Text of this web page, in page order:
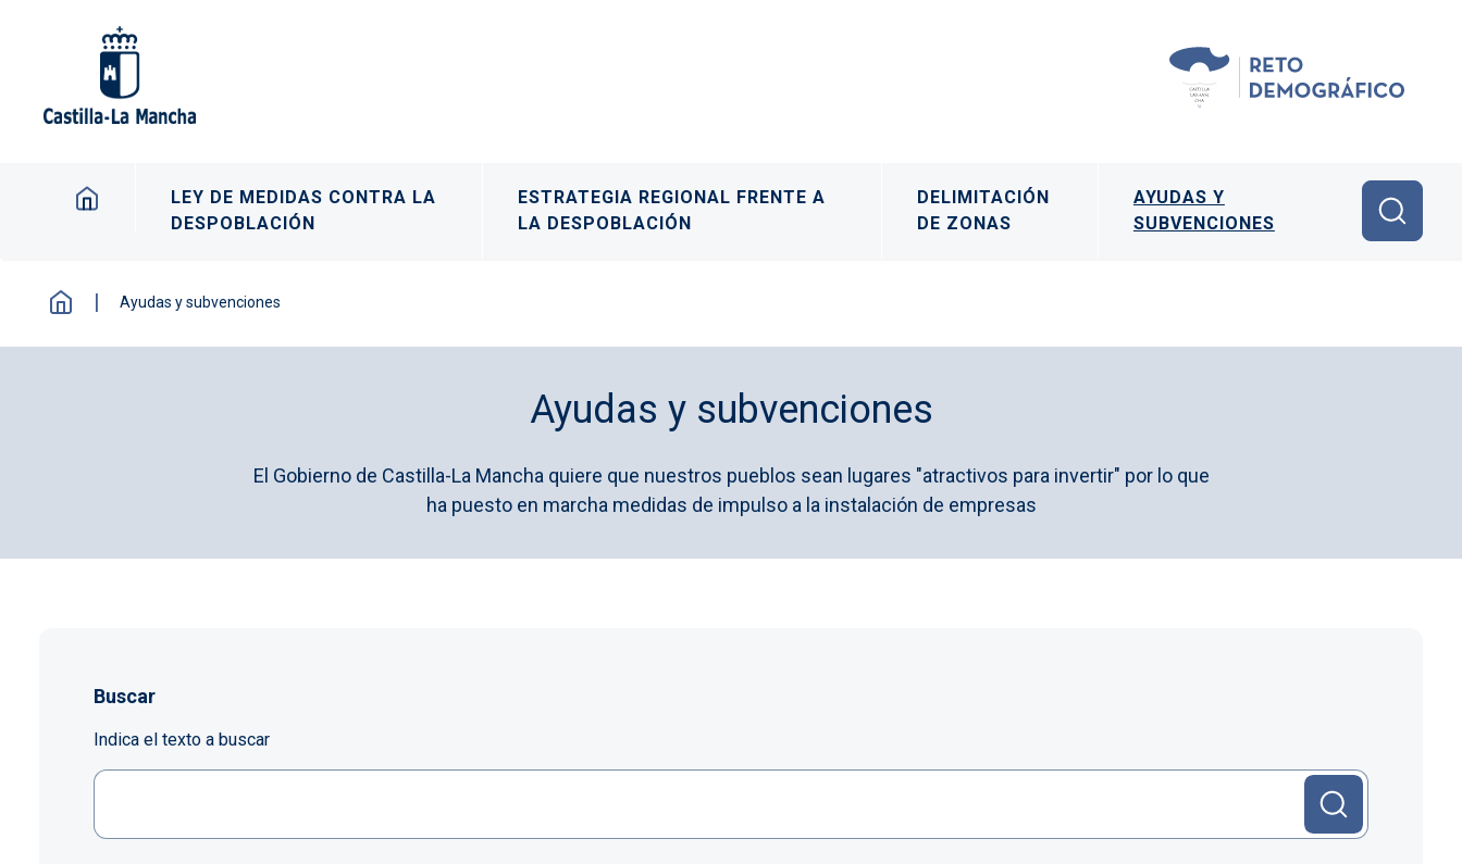
Navegación principal
LEY DE MEDIDAS CONTRA LA
DESPOBLACIÓN
ESTRATEGIA REGIONAL FRENTE A
LA DESPOBLACIÓN
DELIMITACIÓN
DE ZONAS
AYUDAS Y
SUBVENCIONES
Ayudas y subvenciones
Ayudas y subvenciones
El Gobierno de Castilla-La Mancha quiere que nuestros pueblos sean lugares "atractivos para invertir" por lo que
ha puesto en marcha medidas de impulso a la instalación de empresas
Buscar
Indica el texto a buscar